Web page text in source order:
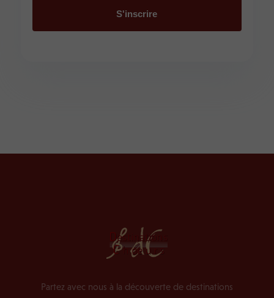
Partez avec nous à la découverte de destinations